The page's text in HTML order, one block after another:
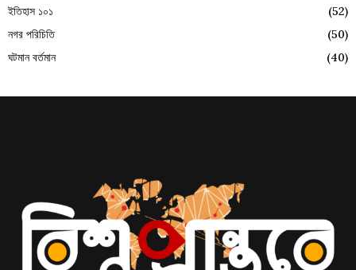
ইতিহাস ১০১
(52)
নগর পরিচিতি
(50)
ঘটমান বর্তমান
(40)